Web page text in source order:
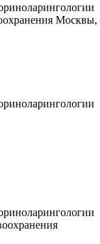
Москвы,